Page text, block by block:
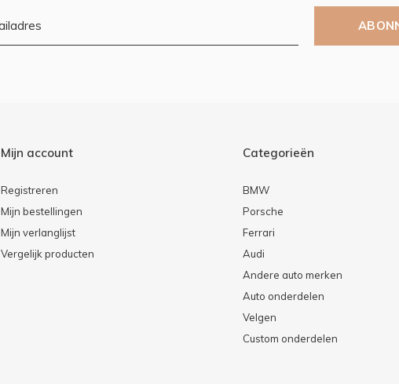
Mijn account
Registreren
Mijn bestellingen
Mijn verlanglijst
Vergelijk producten
Categorieën
BMW
Porsche
Ferrari
Audi
Andere auto merken
Auto onderdelen
Velgen
Custom onderdelen